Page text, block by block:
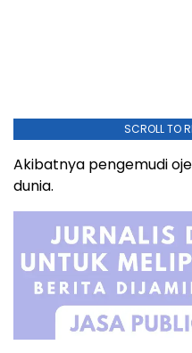
SCROLL TO
Akibatnya pengemudi
dunia.